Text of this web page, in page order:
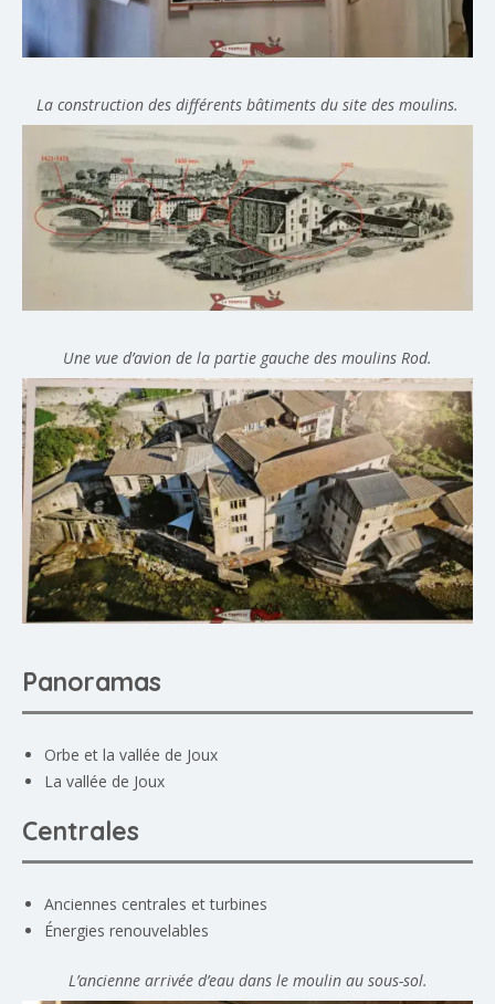
La construction des différents bâtiments du site des moulins.
Une vue d’avion de la partie gauche des moulins Rod.
Panoramas
Orbe et la vallée de Joux
La vallée de Joux
Centrales
Anciennes centrales et turbines
Énergies renouvelables
L’ancienne arrivée d’eau dans le moulin au sous-sol.